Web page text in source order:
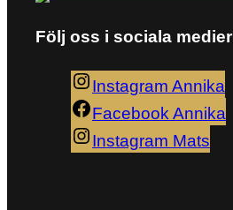
E-post *
Följ oss i sociala medier
Instagram Annika
Facebook Annika
Instagram Mats